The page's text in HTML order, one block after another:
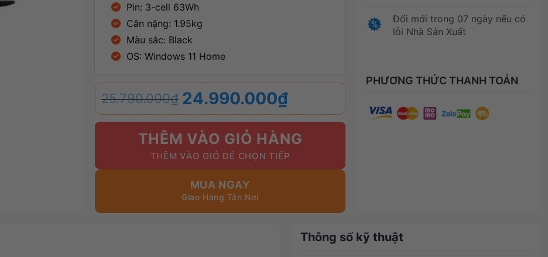
Pin: 3-cell 63Wh
Cân nặng: 1.95kg
Màu sắc: Black
OS: Windows 11 Home
25.790.000₫
Giá
gốc
là:
25.790.000₫.
24.990.000₫
Giá
hiện
tại
24.990.000₫.
THÊM VÀO GIỎ HÀNG
MUA NGAY
Đổi mới trong 07 ngày nếu có
lỗi Nhà Sản Xuất
PHƯƠNG THỨC THANH TOÁN
Thông số kỹ thuật